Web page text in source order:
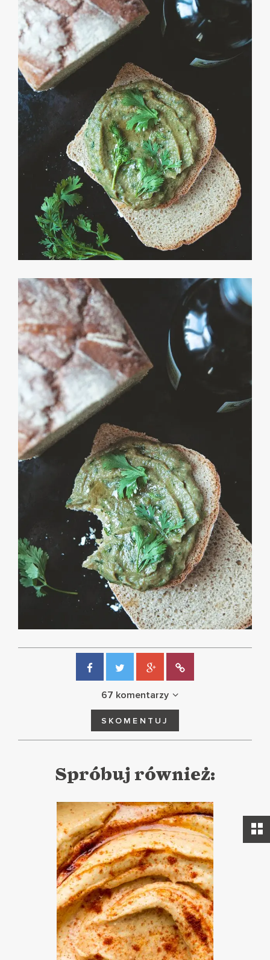
67 komentarzy
SKOMENTUJ
Spróbuj również: